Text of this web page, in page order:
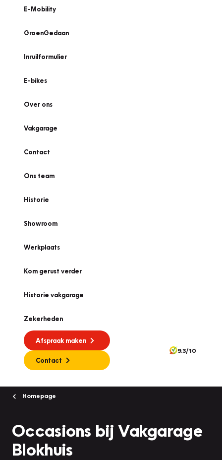
E-Mobility
GroenGedaan
Inruilformulier
E-bikes
Over ons
Vakgarage
Contact
Ons team
Historie
Showroom
Werkplaats
Kom gerust verder
Historie vakgarage
Zekerheden
Afspraak maken
Contact
9.3/10
Homepage
Occasions bij Vakgarage
Blokhuis